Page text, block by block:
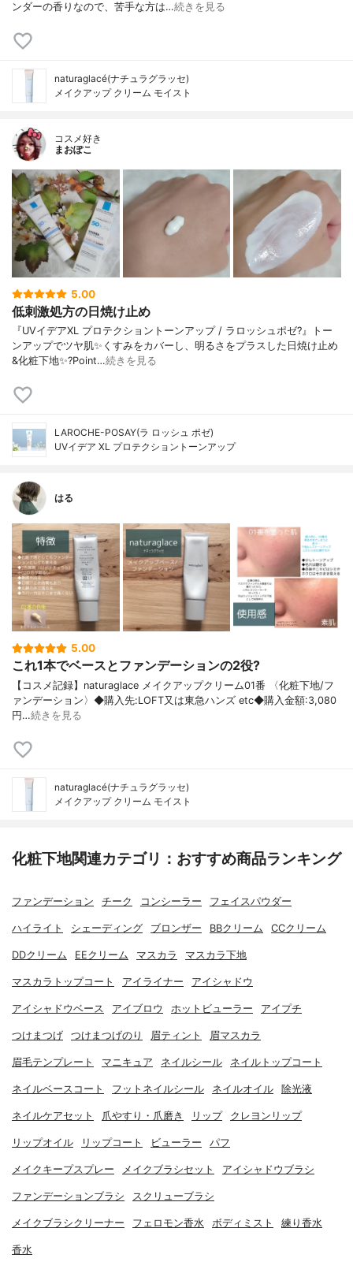
ンダーの香りなので、苦手な方は…続きを見る
naturaglacé(ナチュラグラッセ)
メイクアップ クリーム モイスト
コスメ好き
まおぽこ
5.00
低刺激処方の日焼け止め
『UVイデアXL プロテクショントーンアップ / ラロッシュポゼ?』トー
ンアップでツヤ肌✨くすみをカバーし、明るさをプラスした日焼け止め
&化粧下地✨?Point…続きを見る
LAROCHE-POSAY(ラ ロッシュ ポゼ)
UVイデア XL プロテクショントーンアップ
はる
5.00
これ1本でベースとファンデーションの2役?
【コスメ記録】naturaglace メイクアップクリーム01番 〈化粧下地/フ
ァンデーション〉◆購入先:LOFT又は東急ハンズ etc◆購入金額:3,080
円…続きを見る
naturaglacé(ナチュラグラッセ)
メイクアップ クリーム モイスト
化粧下地関連カテゴリ：おすすめ商品ランキング
ファンデーション チーク コンシーラー フェイスパウダー
ハイライト シェーディング ブロンザー BBクリーム CCクリーム
DDクリーム EEクリーム マスカラ マスカラ下地
マスカラトップコート アイライナー アイシャドウ
アイシャドウベース アイブロウ ホットビューラー アイプチ
つけまつげ つけまつげのり 眉ティント 眉マスカラ
眉毛テンプレート マニキュア ネイルシール ネイルトップコート
ネイルベースコート フットネイルシール ネイルオイル 除光液
ネイルケアセット 爪やすり・爪磨き リップ クレヨンリップ
リップオイル リップコート ビューラー パフ
メイクキープスプレー メイクブラシセット アイシャドウブラシ
ファンデーションブラシ スクリューブラシ
メイクブラシクリーナー フェロモン香水 ボディミスト 練り香水
香水